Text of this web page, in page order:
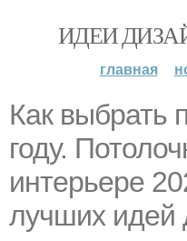
ИДЕИ
главная
Как выбрать
году.
интерьере
лучших идей